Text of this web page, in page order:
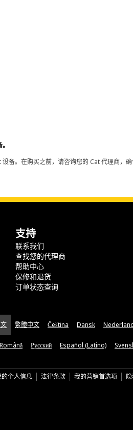
备。在购买之前，请咨询您的 Cat 代理商，
支持
联系我们
查找您的代理商
帮助中心
保修和退货
订单状态查询
繁體中文 Čeština Dansk
Română Русский Español (Latino)
个人信息 法律条款 我的营销首选项